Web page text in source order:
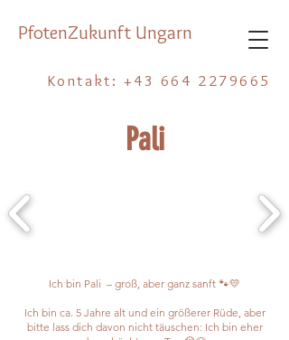
PfotenZukunft Ungarn
Kontakt: +43 664 2279665
Pali
Ich bin Pali – groß, aber ganz sanft 🐾💛
Ich bin ca. 5 Jahre alt und ein größerer Rüde, aber
bitte lass dich davon nicht täuschen: Ich bin eher